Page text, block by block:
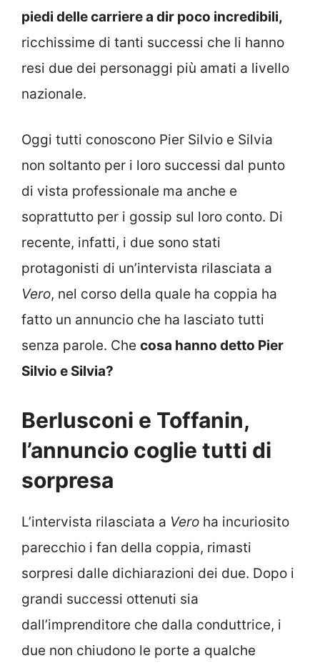
piedi delle carriere a dir poco incredibili,
ricchissime di tanti successi che li hanno
resi due dei personaggi più amati a livello
nazionale.
Oggi tutti conoscono Pier Silvio e Silvia
non soltanto per i loro successi dal punto
di vista professionale ma anche e
soprattutto per i gossip sul loro conto. Di
recente, infatti, i due sono stati
protagonisti di un’intervista rilasciata a
Vero, nel corso della quale ha coppia ha
fatto un annuncio che ha lasciato tutti
senza parole. Che cosa hanno detto Pier
Silvio e Silvia?
Berlusconi e Toffanin,
l’annuncio coglie tutti di
sorpresa
L’intervista rilasciata a Vero ha incuriosito
parecchio i fan della coppia, rimasti
sorpresi dalle dichiarazioni dei due. Dopo i
grandi successi ottenuti sia
dall’imprenditore che dalla conduttrice, i
due non chiudono le porte a qualche